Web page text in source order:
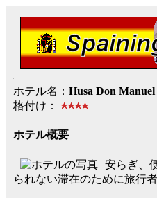
ホテル名： Husa Don
格付け：
ホテル概要
安らぎ、
られない滞在のために旅行